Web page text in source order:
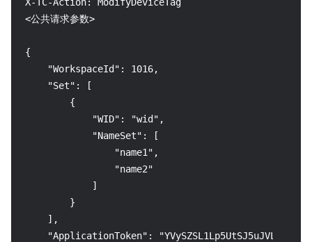
<公共请求参数>
{
    "WorkspaceId": 1016,
    "Set": [
        {
            "WID": "wid",
            "NameSet": [
                "name1",
                "name2"
            ]
        }
    ],
"ApplicationToken":